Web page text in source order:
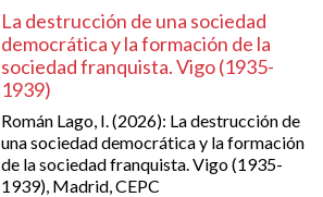
La destrucción de una sociedad
democrática y la formación de la
sociedad franquista. Vigo (1935-
1939)
Román Lago, I. (2026): La destrucción de
una sociedad democrática y la formación
de la sociedad franquista. Vigo (1935-
1939), Madrid, CEPC